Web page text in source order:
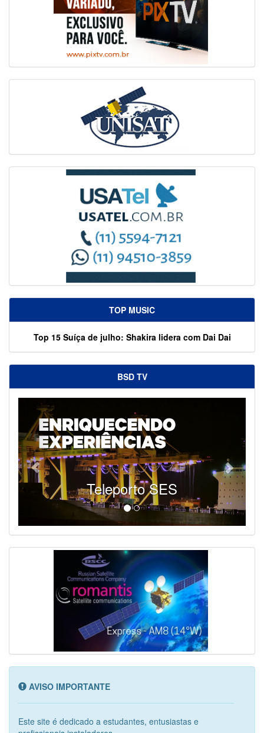
TOP MUSIC
Top 15 Suíça de julho: Shakira lidera com Dai Dai
BSD TV
Teleporto SES
AVISO IMPORTANTE
Este site é dedicado a estudantes, entusiastas e